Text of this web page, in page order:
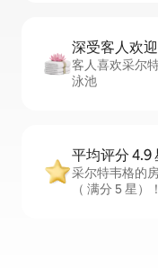
深受客人欢
客人喜欢采尔
泳池
平均评分 4.9
采尔特韦格的
（ 满分 5 星）！